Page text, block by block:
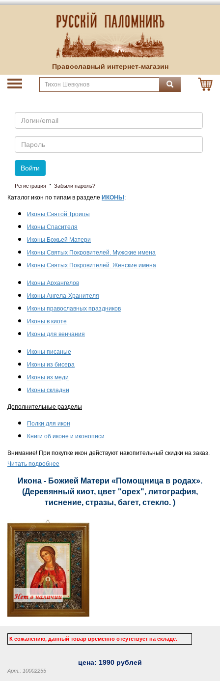
Православный интернет-магазин
Email
Пароль
Войти
Регистрация · Забыли пароль?
Каталог икон по типам в разделе ИКОНЫ :
Иконы Святой Троицы
Иконы Спасителя
Иконы Божьей Матери
Иконы Святых Покровителей. Мужские имена
Иконы Святых Покровителей. Женские имена
Иконы Архангелов
Иконы Ангела-Хранителя
Иконы православных праздников
Иконы в киоте
Иконы для венчания
Иконы писаные
Иконы из бисера
Иконы из меди
Иконы складни
Дополнительные разделы
Полки для икон
Книги об иконе и иконописи
Внимание! При покупке икон действуют накопительный скидки на заказ.
Читать подробнее
Икона - Божией Матери «Помощница в родах».
(Деревянный киот, цвет "орех", литография,
тиснение, стразы, багет, стекло. )
К сожалению, данный товар временно отсутствует на складе.
цена: 1990 рублей
Арт.: 10002255